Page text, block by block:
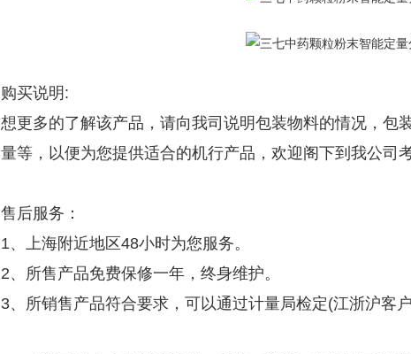
购买说明:
想更多的了解该产品，请向我司说明包装物料的情况，包
量等，以便为您提供适合的机行产品，欢迎阁下到我公司
售后服务：
1、上海附近地区48小时为您服务。
2、所售产品免费保修一年，终身维护。
3、所销售产品符合要求，可以通过计量局检定(江浙沪客